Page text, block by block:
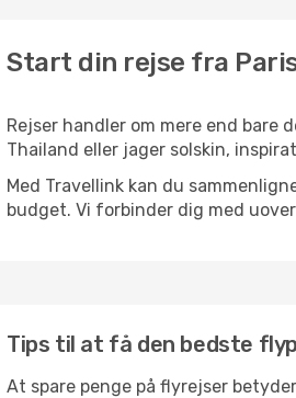
Start din rejse fra
Rejser handler om mere end
Thailand eller jager solskin,
Med Travellink kan du
budget. Vi forbinder dig med
Tips til at få den bedste
At spare penge på flyrejser